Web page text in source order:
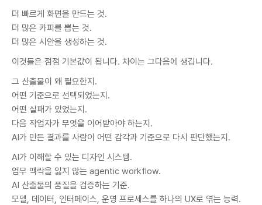
더 빠르게 화면을 만드는 것.
더 많은 카피를 뽑는 것.
더 많은 시안을 생성하는 것.
이것들은 점점 기본값이 됩니다. 차이는 그다음에 생깁니다.
그 산출물이 왜 필요한지.
어떤 기준으로 선택되었는지.
어떤 실패가 있었는지.
다음 작업자가 무엇을 이어받아야 하는지.
AI가 만든 결과를 사람이 어떤 감각과 기준으로 다시 판단했는지.
AI가 이해할 수 있는 디자인 시스템.
업무 맥락을 잃지 않는 agentic workflow.
AI 산출물의 품질을 검증하는 기준.
모델, 데이터, 인터페이스, 운영 프로세스를 하나의 UX로 엮는 능력.